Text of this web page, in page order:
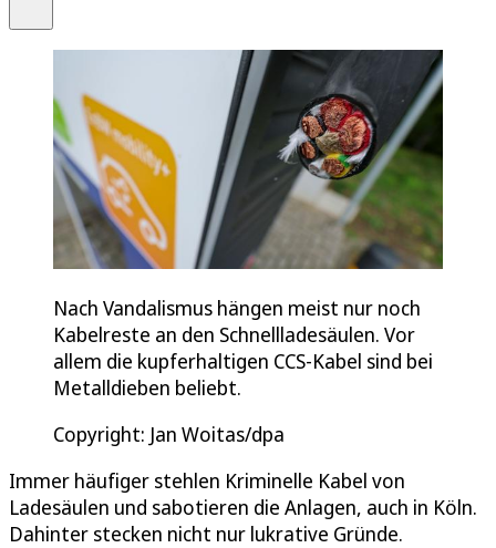
Nach Vandalismus hängen meist nur noch
Kabelreste an den Schnellladesäulen. Vor
allem die kupferhaltigen CCS-Kabel sind bei
Metalldieben beliebt.
Copyright: Jan Woitas/dpa
Immer häufiger stehlen Kriminelle Kabel von
Ladesäulen und sabotieren die Anlagen, auch in Köln.
Dahinter stecken nicht nur lukrative Gründe.